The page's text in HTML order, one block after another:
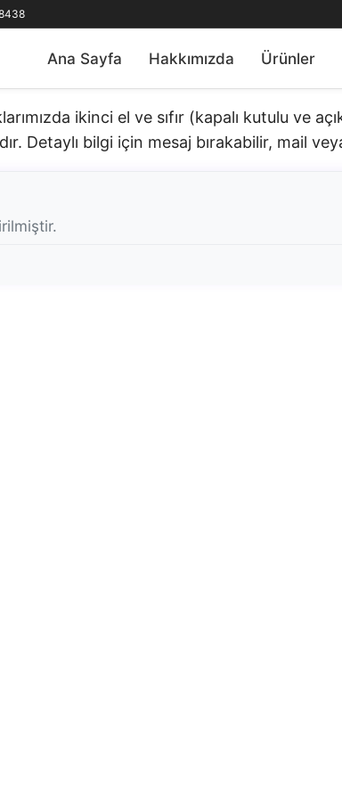
Ana Sayfa Hakkımızda Ürünler
ikinci el ve sıfır (kapalı kutulu ve
Detaylı bilgi için mesaj bırakabilir, mail